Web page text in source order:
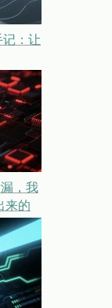
：让
，我
来的